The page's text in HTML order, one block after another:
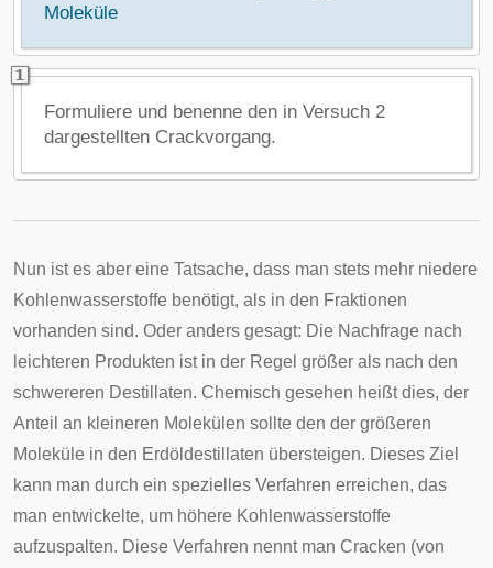
Moleküle
Formuliere und benenne den in Versuch 2
dargestellten Crackvorgang.
Nun ist es aber eine Tatsache, dass man stets mehr niedere
Kohlenwasserstoffe benötigt, als in den Fraktionen
vorhanden sind. Oder anders gesagt: Die Nachfrage nach
leichteren Produkten ist in der Regel größer als nach den
schwereren Destillaten. Chemisch gesehen heißt dies, der
Anteil an kleineren Molekülen sollte den der größeren
Moleküle in den Erdöldestillaten übersteigen. Dieses Ziel
kann man durch ein spezielles Verfahren erreichen, das
man entwickelte, um höhere Kohlenwasserstoffe
aufzuspalten. Diese Verfahren nennt man Cracken (von